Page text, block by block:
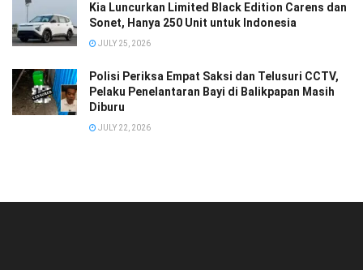
Kia Luncurkan Limited Black Edition Carens dan
Sonet, Hanya 250 Unit untuk Indonesia
JULY 25, 2026
Polisi Periksa Empat Saksi dan Telusuri CCTV,
Pelaku Penelantaran Bayi di Balikpapan Masih
Diburu
JULY 22, 2026